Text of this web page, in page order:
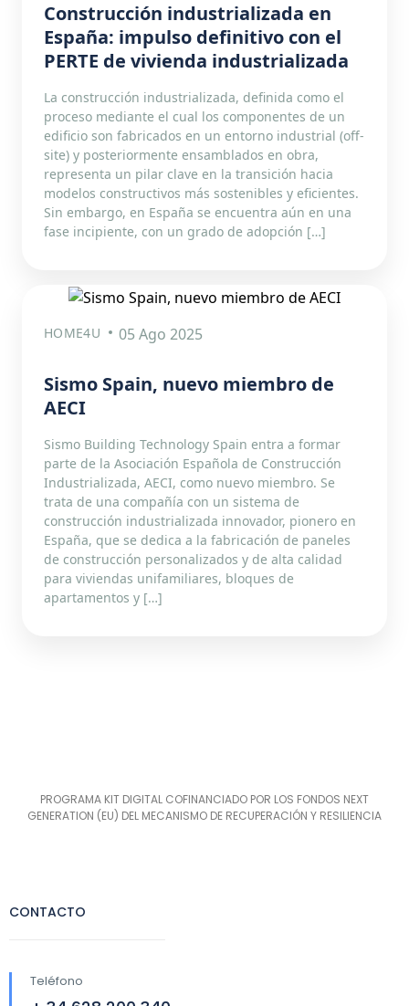
Construcción industrializada en
España: impulso definitivo con el
PERTE de vivienda industrializada
La construcción industrializada, definida como el
proceso mediante el cual los componentes de un
edificio son fabricados en un entorno industrial (off-
site) y posteriormente ensamblados en obra,
representa un pilar clave en la transición hacia
modelos constructivos más sostenibles y eficientes.
Sin embargo, en España se encuentra aún en una
fase incipiente, con un grado de adopción […]
HOME4U 05 Ago 2025
Sismo Spain, nuevo miembro de
AECI
Sismo Building Technology Spain entra a formar
parte de la Asociación Española de Construcción
Industrializada, AECI, como nuevo miembro. Se
trata de una compañía con un sistema de
construcción industrializada innovador, pionero en
España, que se dedica a la fabricación de paneles
de construcción personalizados y de alta calidad
para viviendas unifamiliares, bloques de
apartamentos y […]
PROGRAMA KIT DIGITAL COFINANCIADO POR LOS FONDOS NEXT
GENERATION (EU) DEL MECANISMO DE RECUPERACIÓN Y RESILIENCIA
CONTACTO
Teléfono